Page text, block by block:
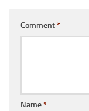
Comment*
Name*